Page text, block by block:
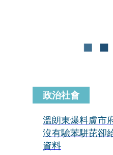
政治社會
溫朗東爆料盧市
沒有驗苯駢芘卻
資料